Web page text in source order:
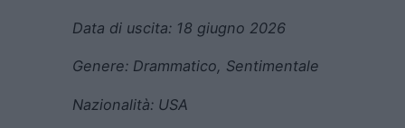
Data di uscita: 18 giugno 2026
Genere: Drammatico, Sentimentale
Nazionalità: USA